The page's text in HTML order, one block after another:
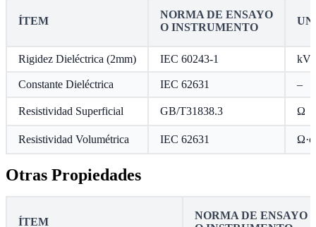
ÍTEM
NORMA DE ENSAYO
O INSTRUMENTO
Rigidez Dieléctrica (2mm) IEC 60243-1 kV/
Constante Dieléctrica IEC 62631 –
Resistividad Superficial GB/T31838.3 Ω
Resistividad Volumétrica IEC 62631
Otras Propiedades
ÍTEM
NORMA DE ENSAYO